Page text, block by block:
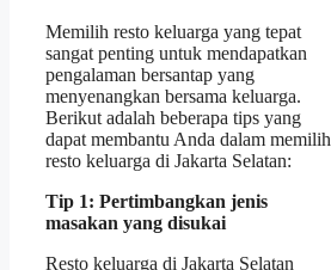
Memilih resto keluarga yang tepat
sangat penting untuk mendapatkan
pengalaman bersantap yang
menyenangkan bersama keluarga.
Berikut adalah beberapa tips yang
dapat membantu Anda dalam memilih
resto keluarga di Jakarta Selatan:
Tip 1: Pertimbangkan jenis
masakan yang disukai
Resto keluarga di Jakarta Selatan